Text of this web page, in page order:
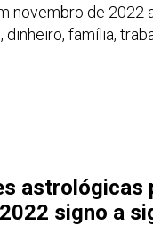
novembro de 2022
dinheiro, família,
astrológicas
signo a